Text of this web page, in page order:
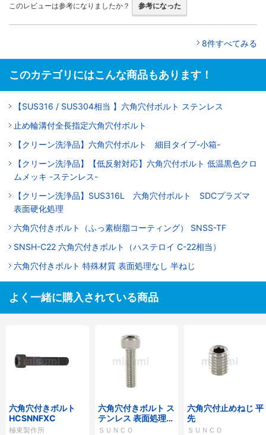
このレビューは参考になりましたか？ 参考になった
8件すべてみる
このカテゴリにはこんな商品もあります！
【SUS316 / SUS304相当 】六角穴付ボルト ステンレス
止め輪溝付全長指定六角穴付ボルト
【クリーン洗浄品】六角穴付ボルト 細目タイプ-小箱-
【クリーン洗浄品】【低反射対応】六角穴付ボルト 低温黒色クロ
ムメッキ -ステンレス-
【クリーン洗浄品】SUS316L 六角穴付ボルト SDCプラズマ
表面硬化処理
六角穴付きボルト（ふっ素樹脂コーティング） SNSS-TF
SNSH-C22 六角穴付きボルト（ハステロイ C-22相当）
六角穴付きボルト 特殊材質 表面処理なし 半ねじ
よく一緒に購入されている商品
六角穴付きボルト
HCSNNFXC
極東製作所
六角穴付きボルト ス
テンレス 表面処理な
し 全ねじ
ＳＵＮＣＯ
六角穴付止めねじ 平
先
ＳＵＮＣＯ